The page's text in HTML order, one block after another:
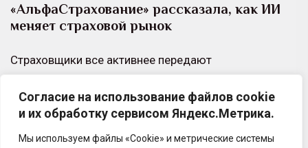
Согласие на использование файлов cookie
и их обработку сервисом Яндекс.Метрика.
Мы используем файлы «Cookie» и метрические системы
«АльфаСтрахование» рассказала, как ИИ
меняет страховой рынок
Страховщики все активнее передают
искусственному интеллекту типовые операции.
Одновременно растет ценность специалистов,
способных работать со сложными рисками.